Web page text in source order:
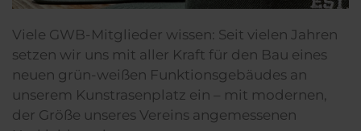
Viele GWB-Mitglieder wissen: Seit vielen Jahren
setzen wir uns mit aller Kraft für den Bau eines
neuen grün-weißen Funktionsgebäudes an
unserem Kunstrasenplatz ein – mit modernen,
der Größe unseres Vereins angemessenen